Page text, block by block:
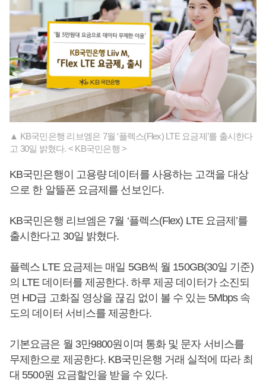
▲ KB국민은행 리브엠은 7월 ‘플렉스(Flex) LTE 요금제’를 출시한다
고 30일 밝혔다. < KB국민은행 >
KB국민은행이 고용량 데이터를 사용하는 고객을 대상
으로 한 알뜰폰 요금제를 선보인다.
KB국민은행 리브엠은 7월 ‘플렉스(Flex) LTE 요금제’를
출시한다고 30일 밝혔다.
플렉스 LTE 요금제는 매일 5GB씩 월 150GB(30일 기준)
의 LTE 데이터를 제공한다. 하루 제공 데이터가 소진되
면 HD급 고화질 영상을 끊김 없이 볼 수 있는 5Mbps 속
도의 데이터 서비스를 제공한다.
기본요금은 월 3만9800원이며 통화 및 문자 서비스를
무제한으로 제공한다. KB국민은행 거래 실적에 따라 최
대 5500원 요금할인을 받을 수 있다.